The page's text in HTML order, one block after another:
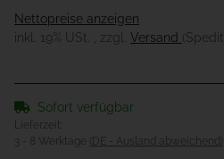
Nettopreise anzeigen
inkl. 19% USt. , zzgl. Versand
Sofort verfügbar
Lieferzeit:
3 - 8 Werktage
(DE - Ausland abweichend)